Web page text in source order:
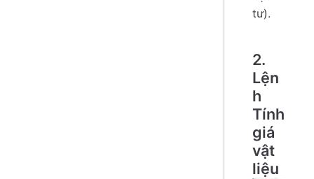
tư).
2.
Lện
h
Tính
giá
vật
liệu